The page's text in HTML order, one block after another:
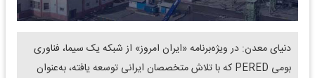
دنیای معدن: در ویژه‌برنامه «ایران امروز» از شبکه یک سیما، فناوری
بومی PERED که با تلاش متخصصان ایرانی توسعه یافته، به‌عنوان